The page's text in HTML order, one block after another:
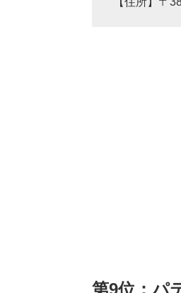
第9位：パ